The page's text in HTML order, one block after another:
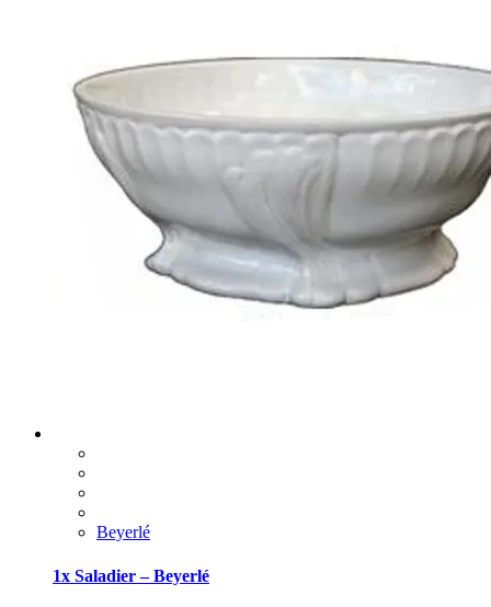
Beyerlé
1x Saladier – Beyerlé